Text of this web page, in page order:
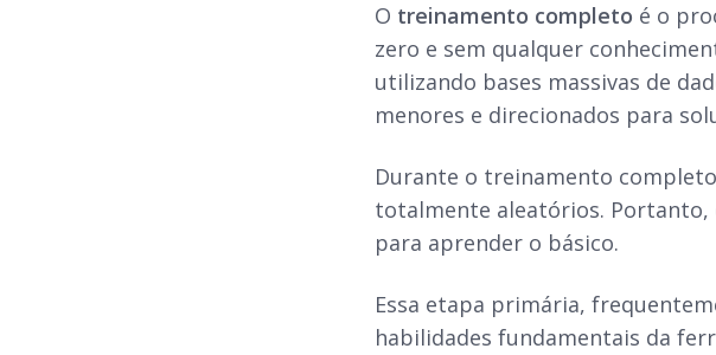
O treinamento completo é o
zero e sem qualquer
utilizando bases massivas de
menores e direcionados para
Durante o treinamento
totalmente aleatórios. Portanto,
para aprender o básico.
Essa etapa primária,
habilidades fundamentais da